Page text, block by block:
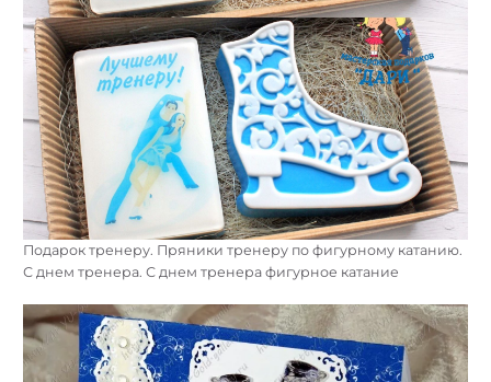
Подарок тренеру. Пряники тренеру по фигурному катанию.
С днем тренера. С днем тренера фигурное катание